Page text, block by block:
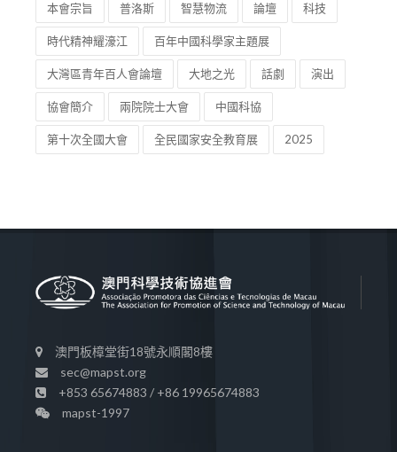
本會宗旨 普洛斯 智慧物流 論壇 科技
時代精神耀濠江 百年中國科學家主題展
大灣區青年百人會論壇 大地之光 話劇 演出
協會簡介 兩院院士大會 中國科協
第十次全國大會 全民國家安全教育展 2025
澳門板樟堂街18號永順閣8樓
sec@mapst.org
+853 65674883 / +86 19965674883
mapst-1997